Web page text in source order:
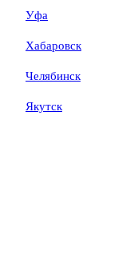
Уфа
Хабаровск
Челябинск
Якутск